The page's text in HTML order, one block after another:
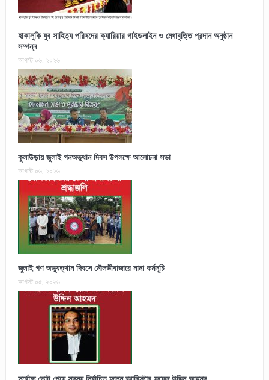
হাকালুকি যুব সাহিত্য পরিষদের ক্যারিয়ার গাইডলাইন ও মেধাবৃত্তি প্রদান অনুষ্ঠান
সম্পন্ন
আগস্ট ০৬, ২০২৬
কুলাউড়ায় জুলাই গনঅভূথান দিবস উপলক্ষে আলোচনা সভা
আগস্ট ০৬, ২০২৬
জুলাই গণ অভ্যুত্থান দিবসে মৌলভীবাজারে নানা কর্মসূচি
আগস্ট ০৫, ২০২৬